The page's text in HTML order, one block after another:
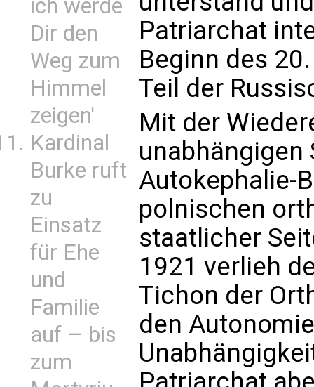
ich werde
Dir den
Weg zum
Himmel
zeigen'
Kardinal
Burke ruft
zu
Einsatz
für Ehe
und
Familie
auf – bis
zum
Patriarchat
Beginn des
Teil der
Mit der
unabhängigen
Autokephalie-
polnischen
staatlicher
1921 verlieh
Tichon der
den